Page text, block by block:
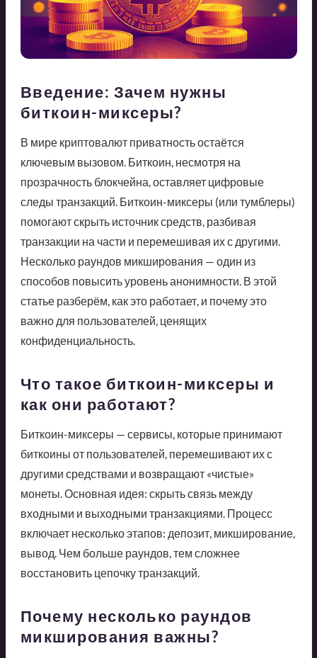
Введение: Зачем нужны
биткоин-миксеры?
В мире криптовалют приватность остаётся
ключевым вызовом. Биткоин, несмотря на
прозрачность блокчейна, оставляет цифровые
следы транзакций. Биткоин-миксеры (или тумблеры)
помогают скрыть источник средств, разбивая
транзакции на части и перемешивая их с другими.
Несколько раундов микширования — один из
способов повысить уровень анонимности. В этой
статье разберём, как это работает, и почему это
важно для пользователей, ценящих
конфиденциальность.
Что такое биткоин-миксеры и
как они работают?
Биткоин-миксеры — сервисы, которые принимают
биткоины от пользователей, перемешивают их с
другими средствами и возвращают «чистые»
монеты. Основная идея: скрыть связь между
входными и выходными транзакциями. Процесс
включает несколько этапов: депозит, микширование,
вывод. Чем больше раундов, тем сложнее
восстановить цепочку транзакций.
Почему несколько раундов
микширования важны?